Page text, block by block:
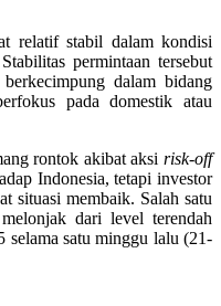
relatif stabil dalam kondisi
permintaan tersebut
dalam bidang
pada domestik atau
rontok akibat aksi risk-off
Indonesia, tetapi investor
situasi membaik. Salah satu
dari level terendah
selama satu minggu lalu (21-